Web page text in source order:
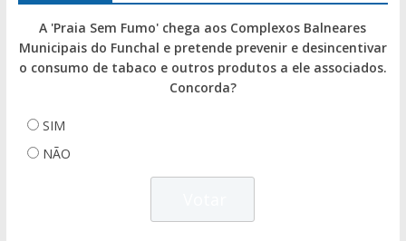
A 'Praia Sem Fumo' chega aos Complexos Balneares
Municipais do Funchal e pretende prevenir e desincentivar
o consumo de tabaco e outros produtos a ele associados.
Concorda?
SIM
NÃO